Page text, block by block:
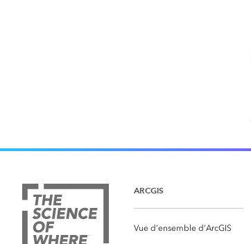
ARCGIS
Vue d’ensemble d’ArcGIS